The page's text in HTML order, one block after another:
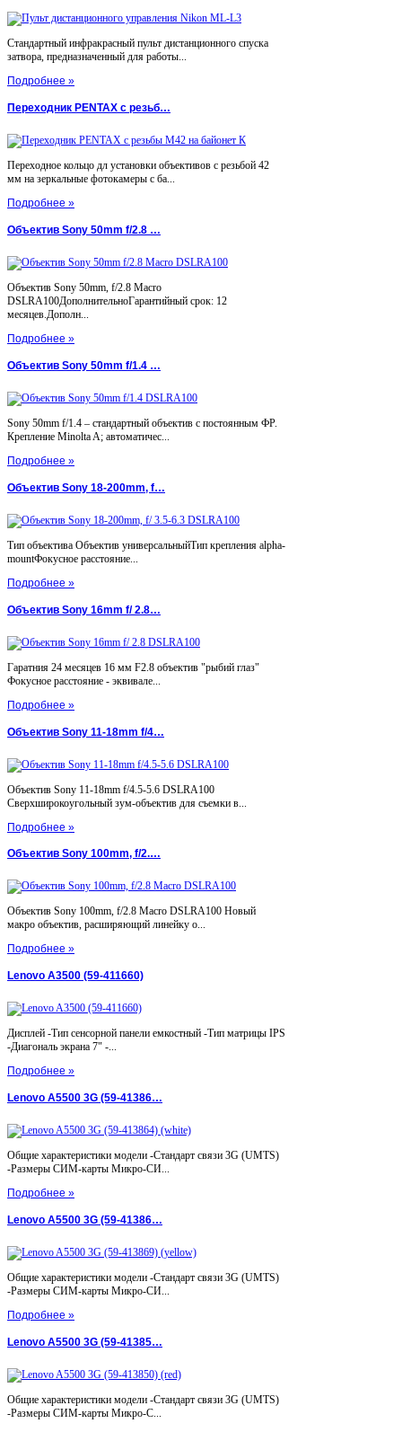
Стандартный инфракрасный пульт дистанционного спуска
затвора, предназначенный для работы...
Подробнее »
Переходник PENTAX с резьб…
Переходное кольцо дл установки объективов с резьбой 42
мм на зеркальные фотокамеры с ба...
Подробнее »
Объектив Sony 50mm f/2.8 …
Объектив Sony 50mm, f/2.8 Macro
DSLRA100ДополнительноГарантийный срок: 12
месяцев.Дополн...
Подробнее »
Объектив Sony 50mm f/1.4 …
Sony 50mm f/1.4 – стандартный объектив с постоянным ФР.
Крепление Minolta A; автоматичес...
Подробнее »
Объектив Sony 18-200mm, f…
Тип объектива Объектив универсальныйТип крепления alpha-
mountФокусное расстояние...
Подробнее »
Объектив Sony 16mm f/ 2.8…
Гаратния 24 месяцев 16 мм F2.8 объектив "рыбий глаз"
Фокусное расстояние - эквивале...
Подробнее »
Объектив Sony 11-18mm f/4…
Объектив Sony 11-18mm f/4.5-5.6 DSLRA100
Сверхширокоугольный зум-объектив для съемки в...
Подробнее »
Объектив Sony 100mm, f/2.…
Объектив Sony 100mm, f/2.8 Macro DSLRA100 Новый
макро объектив, расширяющий линейку о...
Подробнее »
Lenovo A3500 (59-411660)
Дисплей -Тип сенсорной панели емкостный -Тип матрицы IPS
-Диагональ экрана 7" -...
Подробнее »
Lenovo A5500 3G (59-41386…
Общие характеристики модели -Стандарт связи 3G (UMTS)
-Размеры СИМ-карты Микро-СИ...
Подробнее »
Lenovo A5500 3G (59-41386…
Общие характеристики модели -Стандарт связи 3G (UMTS)
-Размеры СИМ-карты Микро-СИ...
Подробнее »
Lenovo A5500 3G (59-41385…
Общие характеристики модели -Стандарт связи 3G (UMTS)
-Размеры СИМ-карты Микро-С...